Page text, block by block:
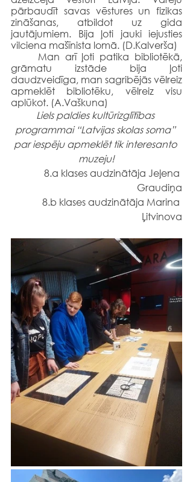
pārbaudīt savas vēstures un fizikas
zināšanas, atbildot uz gida
jautājumiem. Bija ļoti jauki iejusties
vilciena mašīnista lomā. (D.Kalverša)
grāmatu izstāde bija ļoti
daudzveidīga, man sagribējās vēlreiz
apmeklēt bibliotēku, vēlreiz visu
aplūkot. (A.Vaškuna)
Liels paldies kultūrizglītības
programmai “Latvijas skolas soma”
par iespēju apmeklēt tik interesanto
muzeju!
8.a klases audzinātāja Jeļena
Graudiņa
8.b klases audzinātāja Marina
Ļitvinova